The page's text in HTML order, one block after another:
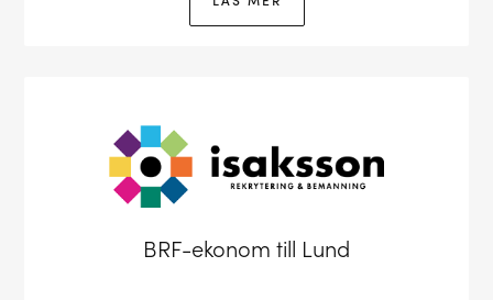
BRF-ekonom till Lund